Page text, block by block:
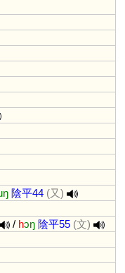
陰平44 (又)
/ hɔŋ 陰平55 (文)